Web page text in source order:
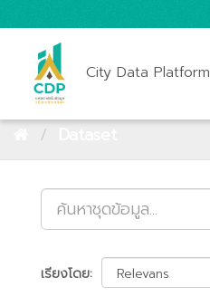
City Data Platform
เรียงโดย